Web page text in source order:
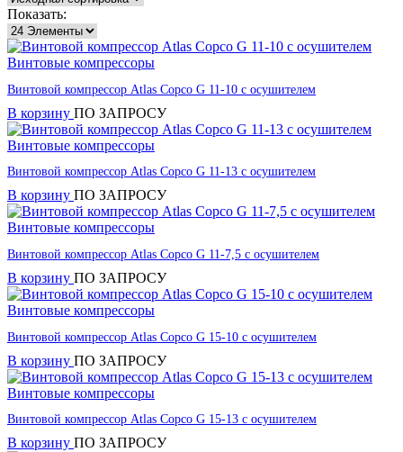
Показать:
Винтовые компрессоры
Винтовой компрессор Atlas Copco G 11-10 с осушителем
В корзину ПО ЗАПРОСУ
Винтовые компрессоры
Винтовой компрессор Atlas Copco G 11-13 с осушителем
В корзину ПО ЗАПРОСУ
Винтовые компрессоры
Винтовой компрессор Atlas Copco G 11-7,5 с осушителем
В корзину ПО ЗАПРОСУ
Винтовые компрессоры
Винтовой компрессор Atlas Copco G 15-10 с осушителем
В корзину ПО ЗАПРОСУ
Винтовые компрессоры
Винтовой компрессор Atlas Copco G 15-13 с осушителем
В корзину ПО ЗАПРОСУ